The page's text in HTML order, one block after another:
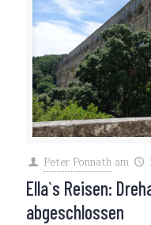
Peter Ponnath am
Ella`s Reisen:
abgeschlossen